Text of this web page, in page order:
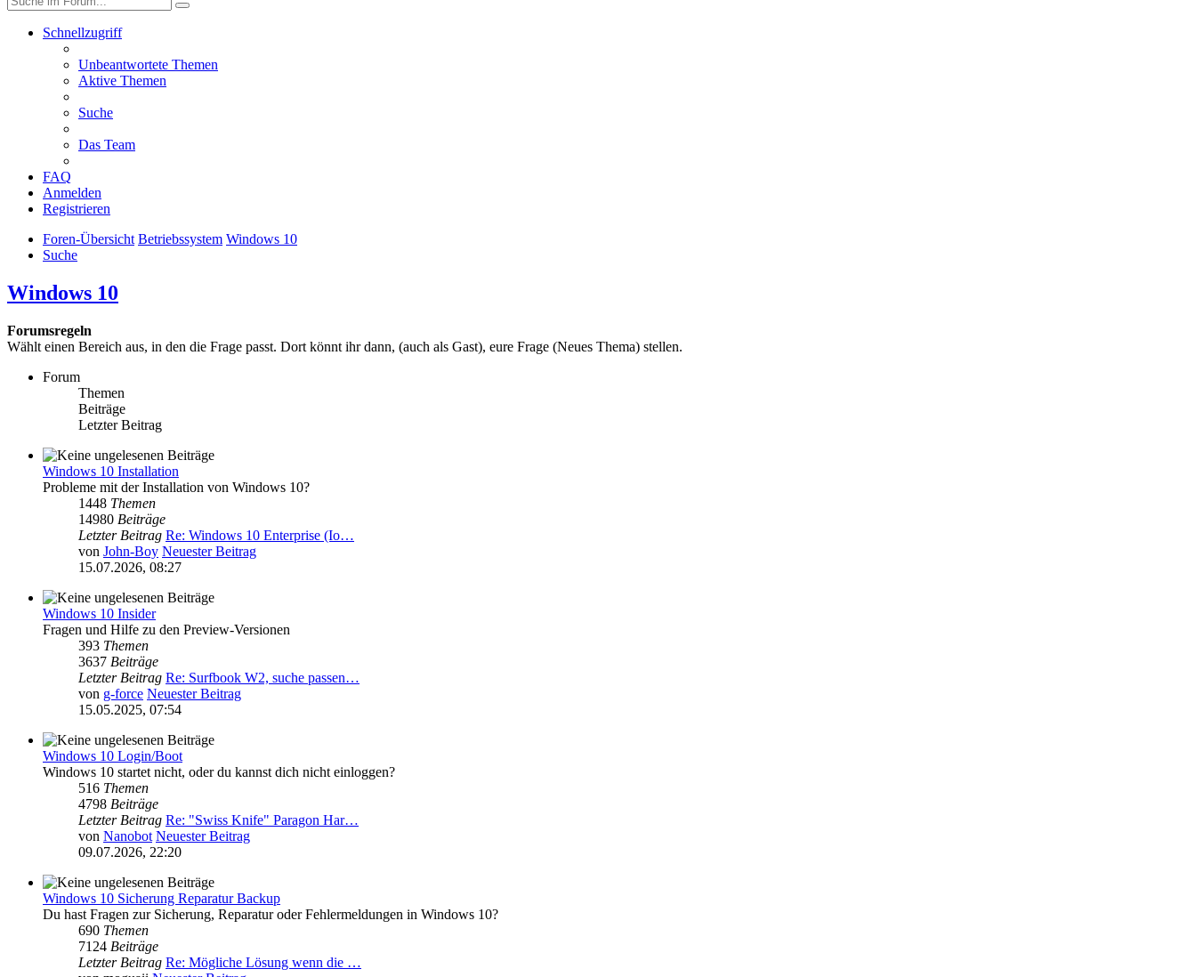
Schnellzugriff
Unbeantwortete Themen
Aktive Themen
Suche
Das Team
FAQ
Anmelden
Registrieren
Foren-Übersicht Betriebssystem Windows 10
Suche
Windows 10
Forumsregeln
Wählt einen Bereich aus, in den die Frage passt. Dort könnt ihr dann, (auch als Gast), eure Frage (Neues Thema) stellen.
Forum
Themen
Beiträge
Letzter Beitrag
Windows 10 Installation
Probleme mit der Installation von Windows 10?
1448 Themen
14980 Beiträge
Letzter Beitrag Re: Windows 10 Enterprise (Io…
von John-Boy Neuester Beitrag
15.07.2026, 08:27
Windows 10 Insider
Fragen und Hilfe zu den Preview-Versionen
393 Themen
3637 Beiträge
Letzter Beitrag Re: Surfbook W2, suche passen…
von g-force Neuester Beitrag
15.05.2025, 07:54
Windows 10 Login/Boot
Windows 10 startet nicht, oder du kannst dich nicht einloggen?
516 Themen
4798 Beiträge
Letzter Beitrag Re: "Swiss Knife" Paragon Har…
von Nanobot Neuester Beitrag
09.07.2026, 22:20
Windows 10 Sicherung Reparatur Backup
Du hast Fragen zur Sicherung, Reparatur oder Fehlermeldungen in Windows 10?
690 Themen
7124 Beiträge
Letzter Beitrag Re: Mögliche Lösung wenn die …